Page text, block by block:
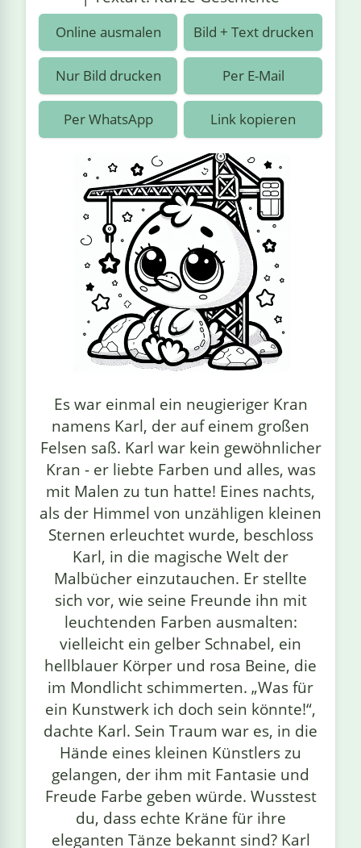
›
Gemüse ›
& Blumen ›
›
›
Rennautos
Schaufelradbagger
Traktoren
Prinzessinnen
Regenbogen
Ritter
Superhelden
Online ausmalen Bild + Text drucken
Nur Bild drucken Per E-Mail
Per WhatsApp Link kopieren
Es war einmal ein neugieriger Kran
namens Karl, der auf einem großen
Felsen saß. Karl war kein gewöhnlicher
Kran - er liebte Farben und alles, was
mit Malen zu tun hatte! Eines nachts,
als der Himmel von unzähligen kleinen
Sternen erleuchtet wurde, beschloss
Karl, in die magische Welt der
Malbücher einzutauchen. Er stellte
sich vor, wie seine Freunde ihn mit
leuchtenden Farben ausmalten:
vielleicht ein gelber Schnabel, ein
hellblauer Körper und rosa Beine, die
im Mondlicht schimmerten. „Was für
ein Kunstwerk ich doch sein könnte!“,
dachte Karl. Sein Traum war es, in die
Hände eines kleinen Künstlers zu
gelangen, der ihm mit Fantasie und
Freude Farbe geben würde. Wusstest
du, dass echte Kräne für ihre
eleganten Tänze bekannt sind? Karl